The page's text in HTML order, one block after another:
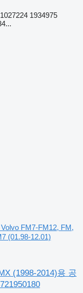
1934975
FM7-FM12, FM,
(01.98-12.01)
(1998-2014)용 공